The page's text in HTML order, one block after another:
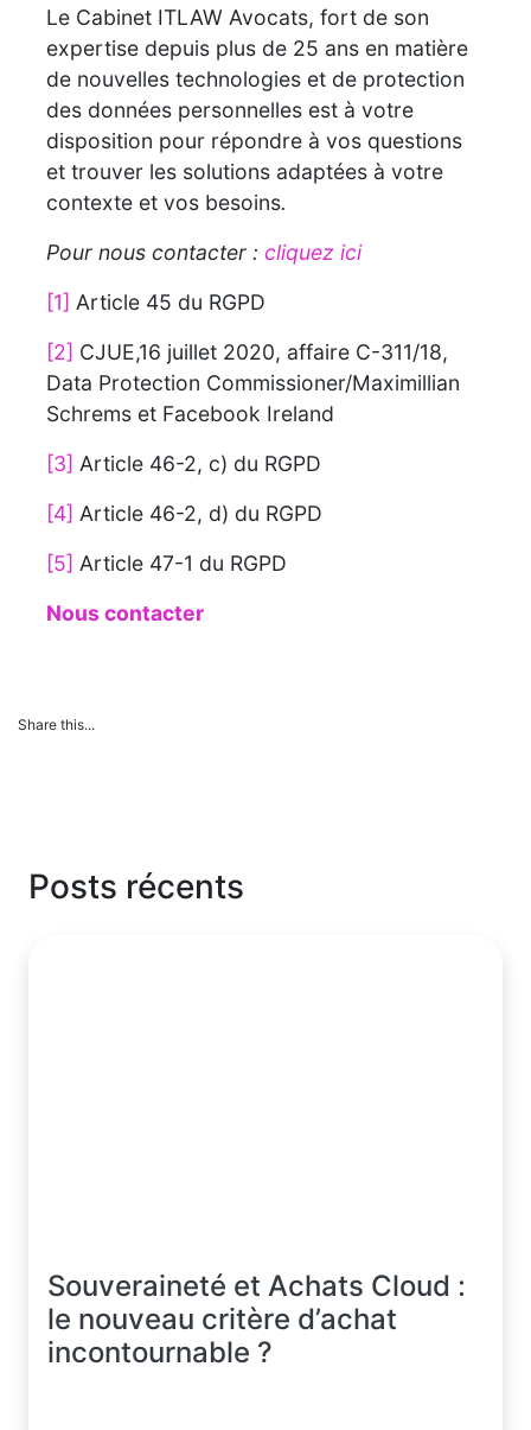
Le Cabinet ITLAW Avocats, fort de son
expertise depuis plus de 25 ans en matière
de nouvelles technologies et de protection
des données personnelles est à votre
disposition pour répondre à vos questions
et trouver les solutions adaptées à votre
contexte et vos besoins.
Pour nous contacter : cliquez ici
[1] Article 45 du RGPD
[2] CJUE,16 juillet 2020, affaire C-311/18,
Data Protection Commissioner/Maximillian
Schrems et Facebook Ireland
[3] Article 46-2, c) du RGPD
[4] Article 46-2, d) du RGPD
[5] Article 47-1 du RGPD
Nous contacter
Share this...
Posts récents
Souveraineté et Achats Cloud :
le nouveau critère d’achat
incontournable ?